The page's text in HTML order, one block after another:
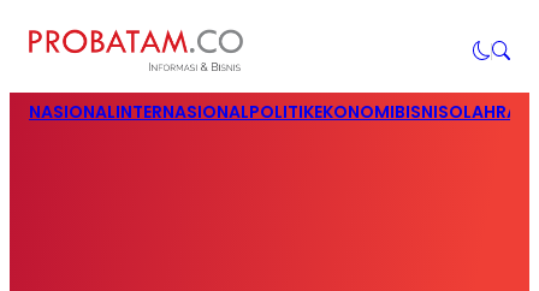
NASIONALINTERNASIONALPOLITIKEKONOMIBISNIS